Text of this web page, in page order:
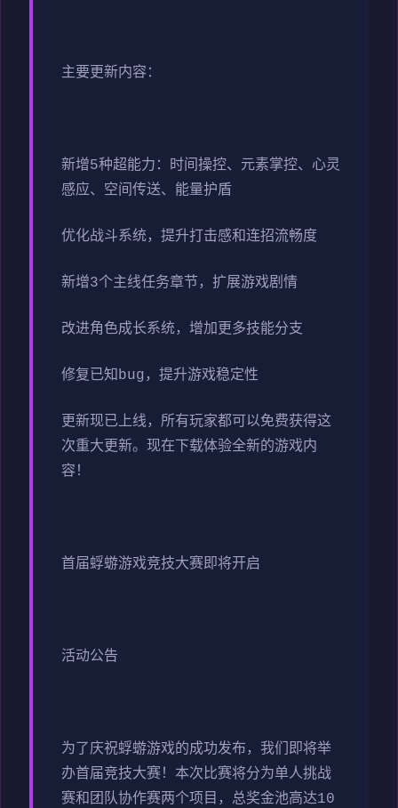
主要更新内容：
新增5种超能力：时间操控、元素掌控、心灵
感应、空间传送、能量护盾
优化战斗系统，提升打击感和连招流畅度
新增3个主线任务章节，扩展游戏剧情
改进角色成长系统，增加更多技能分支
修复已知bug，提升游戏稳定性
更新现已上线，所有玩家都可以免费获得这
次重大更新。现在下载体验全新的游戏内
容！
首届蜉蝣游戏竞技大赛即将开启
活动公告
为了庆祝蜉蝣游戏的成功发布，我们即将举
办首届竞技大赛！本次比赛将分为单人挑战
赛和团队协作赛两个项目，总奖金池高达10